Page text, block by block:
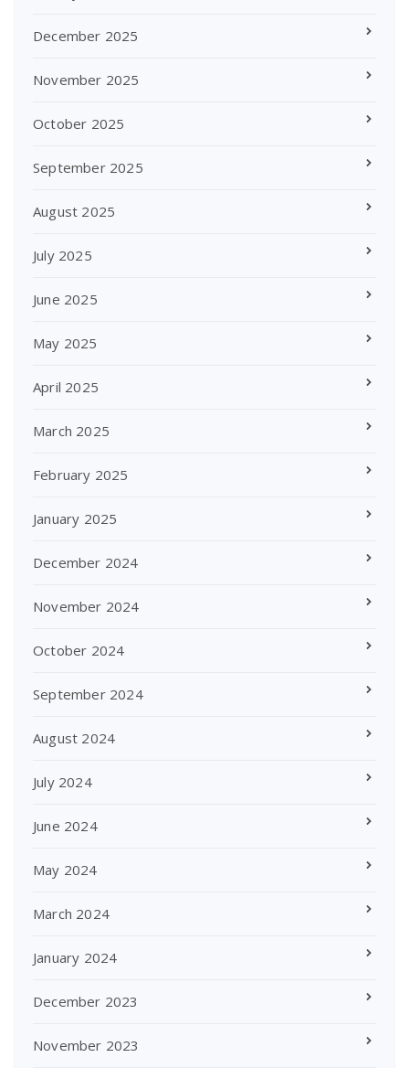
December 2025
November 2025
October 2025
September 2025
August 2025
July 2025
June 2025
May 2025
April 2025
March 2025
February 2025
January 2025
December 2024
November 2024
October 2024
September 2024
August 2024
July 2024
June 2024
May 2024
March 2024
January 2024
December 2023
November 2023